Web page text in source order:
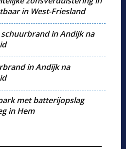
in West-Friesland
in Andijk na
in Andijk na
met batterijopslag
in Hem